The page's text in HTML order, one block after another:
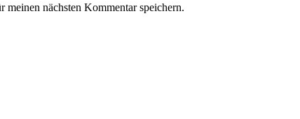
nächsten Kommentar speichern.